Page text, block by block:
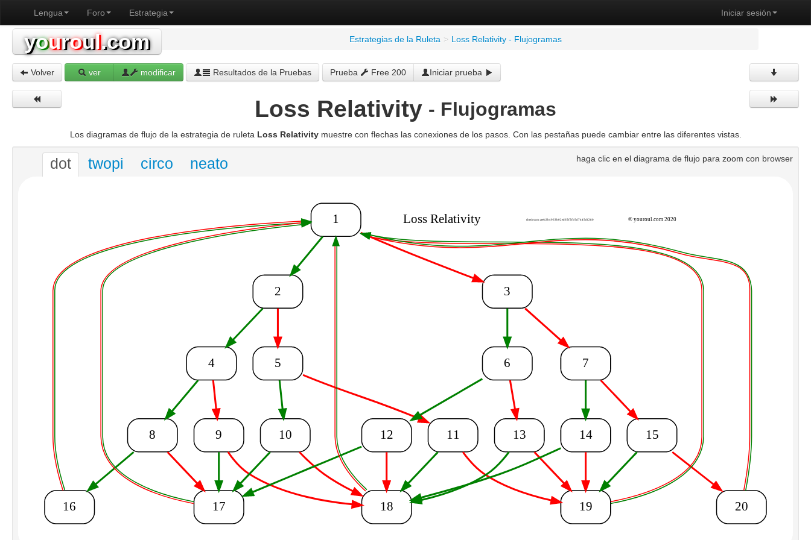
Iniciar sesión
Lengua Foro Estrategia
youroul.com Estrategias de la Ruleta > Loss Relativity - Flujogramas
Volver ver modificar Resultados de la Pruebas Prueba Free 200 Iniciar prueba
Loss Relativity - Flujogramas
Los diagramas de flujo de la estrategia de ruleta Loss Relativitymuestre con flechas las conexiones de los pasos. Con las pestañas puede cambiar entre las diferentes vistas.
haga clic en el diagrama de flujo para zoom con browser
dot twopi circo neato